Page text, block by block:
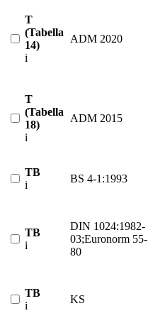
T
(Tabella
14)
i
ADM 2020
T
(Tabella
18)
i
ADM 2015
TB
i
BS 4-1:1993
TB
i
DIN 1024:1982-
03;Euronorm 55-
80
TB
i
KS